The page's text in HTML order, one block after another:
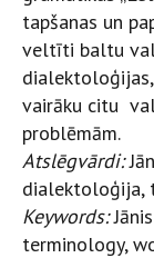
tapšanas un
veltīti baltu
vairāku citu
problēmām.
Atslēgvārdi:
dialektoloģija,
Keywords:
terminology,